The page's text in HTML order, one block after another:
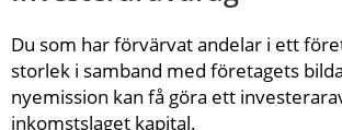
Du som har förvärvat andelar i ett
storlek i samband med företagets
nyemission kan få göra ett
inkomstslaget kapital.